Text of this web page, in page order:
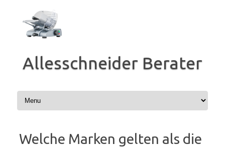
springen
Allesschneider Berater
Welche Marken gelten als die